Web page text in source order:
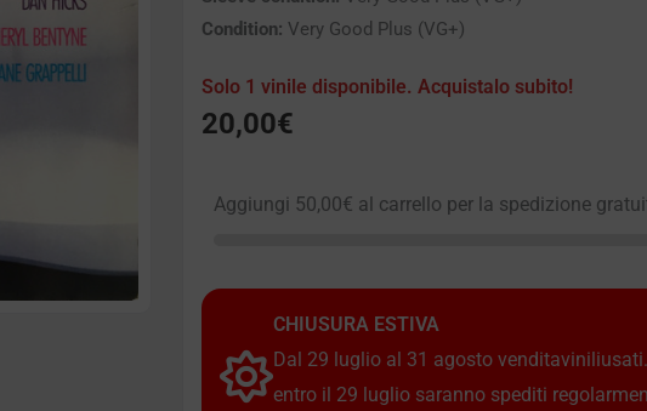
Condition: Very Good Plus (VG+)
Solo 1 vinile disponibile. Acquistalo subito!
20,00€
Aggiungi 50,00€ al carrello per la spedizione
CHIUSURA ESTIVA
Dal 29 luglio al 31 agosto
entro il 29 luglio saranno spediti